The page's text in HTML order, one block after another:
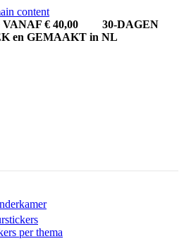
content
VANAF € 40,00
30-DAGEN
GEMAAKT in NL
per thema